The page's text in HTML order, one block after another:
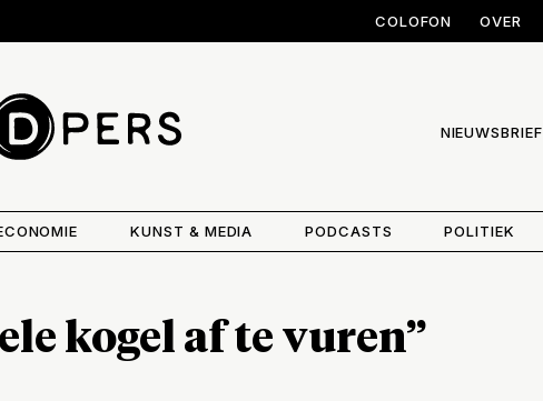
COLOFON OVER
NIEUWSBRIEF
KUNST & MEDIA PODCASTS POLITIEK
kogel af te vuren”